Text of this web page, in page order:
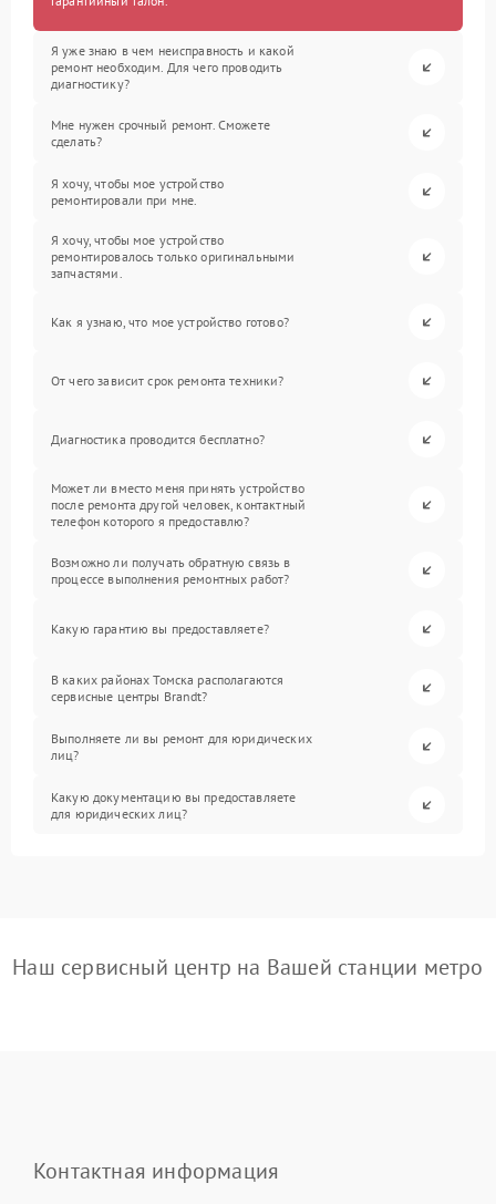
Я уже знаю в чем неисправность и какой
ремонт необходим. Для чего проводить
диагностику?
Мне нужен срочный ремонт. Сможете
сделать?
Я хочу, чтобы мое устройство
ремонтировали при мне.
Я хочу, чтобы мое устройство
ремонтировалось только оригинальными
запчастями.
Как я узнаю, что мое устройство готово?
От чего зависит срок ремонта техники?
Диагностика проводится бесплатно?
Может ли вместо меня принять устройство
после ремонта другой человек, контактный
телефон которого я предоставлю?
Возможно ли получать обратную связь в
процессе выполнения ремонтных работ?
Какую гарантию вы предоставляете?
В каких районах Томска располагаются
сервисные центры Brandt?
Выполняете ли вы ремонт для юридических
лиц?
Какую документацию вы предоставляете
для юридических лиц?
Наш сервисный центр на Вашей станции метро
Контактная информация